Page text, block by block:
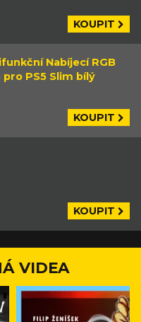
KOUPIT
Nabíjecí RGB
PS5 Slim bílý
KOUPIT
KOUPIT
VIDEA